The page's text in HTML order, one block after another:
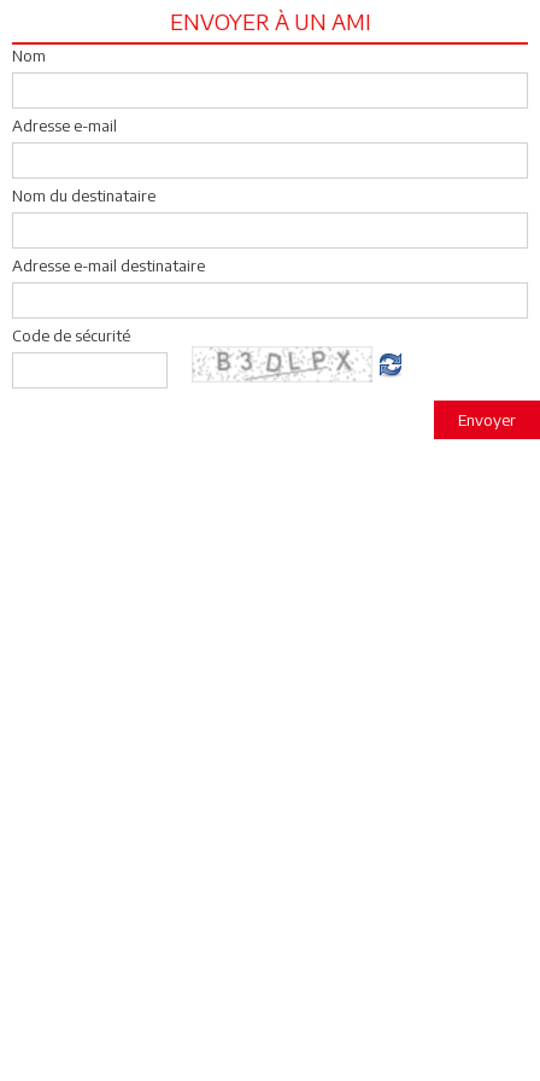
ENVOYER À UN AMI
Nom
Adresse e-mail
Nom du destinataire
Adresse e-mail destinataire
Code de sécurité
Envoyer